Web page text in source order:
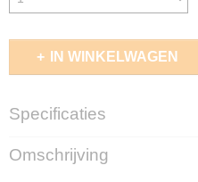
IN WINKELWAGEN
Specificaties
EAN code
195166305318
Omschrijving